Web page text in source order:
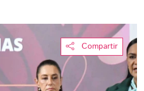
activo pueden favorecer
país
Compartir